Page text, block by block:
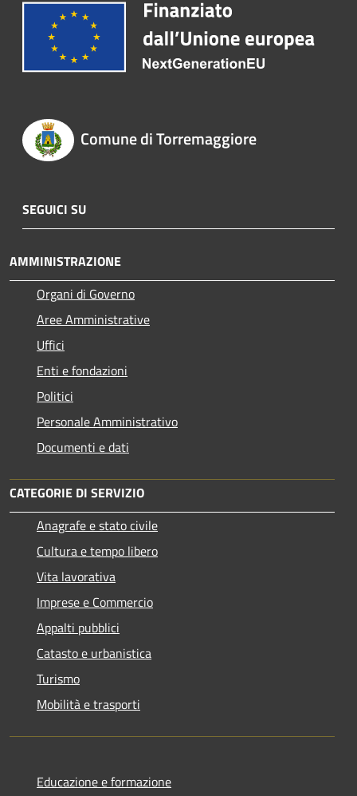
Comune di Torremaggiore
SEGUICI SU
AMMINISTRAZIONE
Organi di Governo
Aree Amministrative
Uffici
Enti e fondazioni
Politici
Personale Amministrativo
Documenti e dati
CATEGORIE DI SERVIZIO
Anagrafe e stato civile
Cultura e tempo libero
Vita lavorativa
Imprese e Commercio
Appalti pubblici
Catasto e urbanistica
Turismo
Mobilità e trasporti
Educazione e formazione